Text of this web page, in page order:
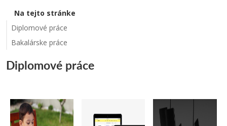
Na tejto stránke
Diplomové práce
Bakalárske práce
Diplomové práce